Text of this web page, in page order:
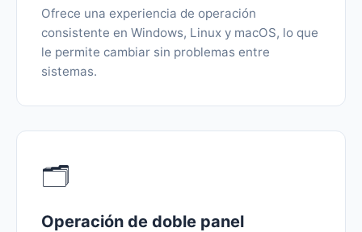
Ofrece una experiencia de operación
consistente en Windows, Linux y macOS, lo que
le permite cambiar sin problemas entre
sistemas.
🗂️
Operación de doble panel